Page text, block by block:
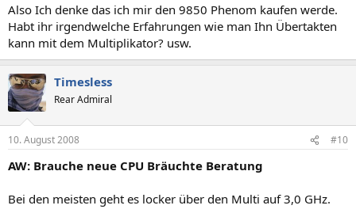
Also Ich denke das ich mir den 9850 Phenom kaufen werde.
Habt ihr irgendwelche Erfahrungen wie man Ihn Übertakten
kann mit dem Multiplikator? usw.
Timesless
Rear Admiral
10. August 2008 #10
AW: Brauche neue CPU Bräuchte Beratung
Bei den meisten geht es locker über den Multi auf 3,0 GHz.